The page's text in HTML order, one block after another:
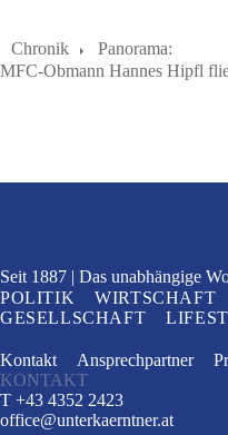
Chronik
Panorama:
MFC-Obmann Hannes Hipfl
Seit 1887 Das unabhängige
POLITIK
WIRTSCHAFT
GESELLSCHAFT
Kontakt Ansprechpartner
KONTAKT
T +43 4352 2423
office@unterkaerntner.at